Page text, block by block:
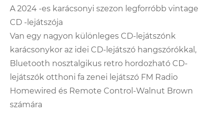
A 2024 -es karácsonyi szezon legforróbb vintage
CD -lejátszója
Van egy nagyon különleges CD-lejátszónk
karácsonykor az idei CD-lejátszó hangszórókkal,
Bluetooth nosztalgikus retro hordozható CD-
lejátszók otthoni fa zenei lejátszó FM Radio
Homewired és Remote Control-Walnut Brown
számára